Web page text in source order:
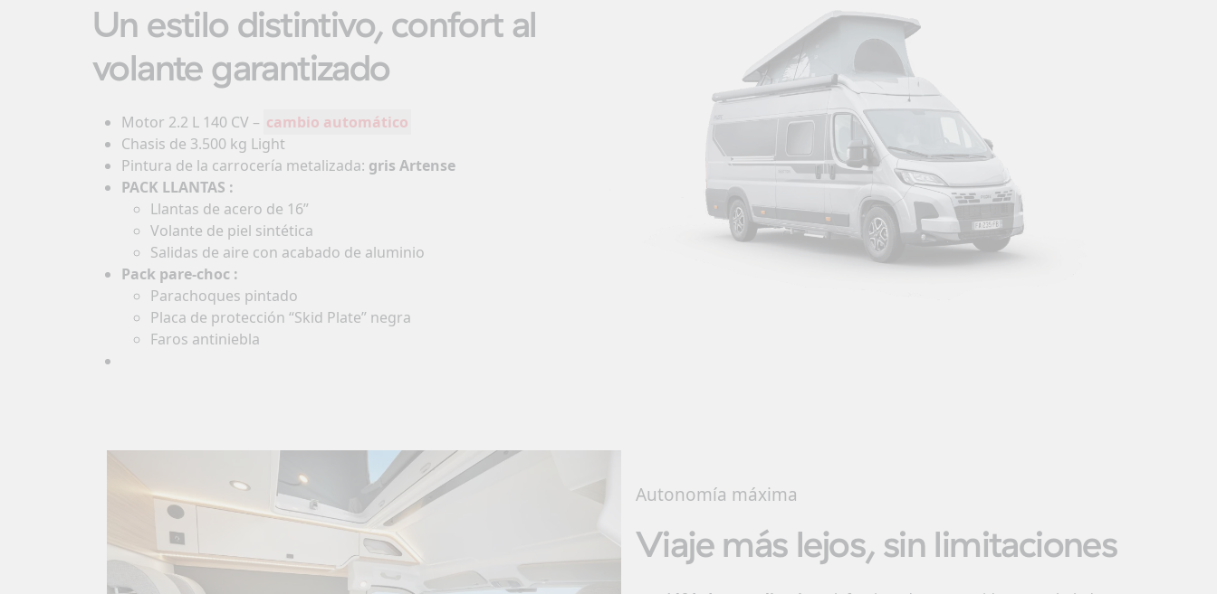
Un estilo distintivo, confort al
volante garantizado
Motor 2.2 L 140 CV – cambio automático
Chasis de 3.500 kg Light
Pintura de la carrocería metalizada: gris Artense
PACK LLANTAS :
Llantas de acero de 16”
Volante de piel sintética
Salidas de aire con acabado de aluminio
Pack pare-choc :
Parachoques pintado
Placa de protección “Skid Plate” negra
Faros antiniebla
Autonomía máxima
Viaje más lejos, sin limitaciones